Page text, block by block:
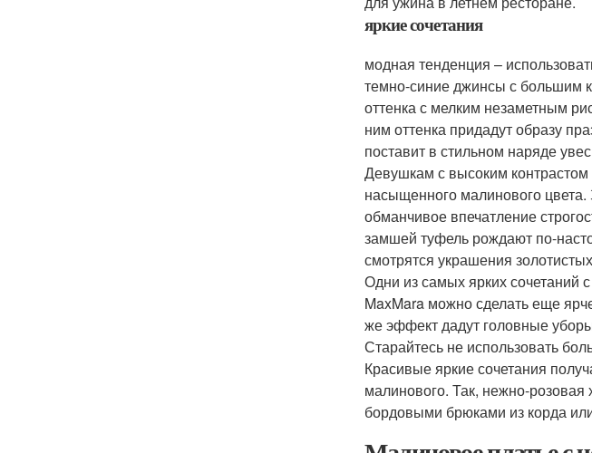
яркие сочетания
модная тенденция –
темно-синие джинсы с большим
оттенка с мелким незаметным
ним оттенка придадут образу
поставит в стильном наряде
Девушкам с высоким
насыщенного малинового
обманчивое впечатление
замшей туфель рождают по-
смотрятся украшения
Одни из самых ярких сочетаний
MaxMara можно сделать еще
же эффект дадут головные уборы
Старайтесь не использовать
Красивые яркие сочетания
малинового. Так, нежно-розовая
бордовыми брюками из корда